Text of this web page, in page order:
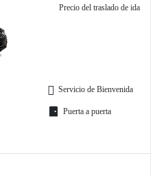
Precio del traslado de ida
Servicio de Bienvenida
Puerta a puerta